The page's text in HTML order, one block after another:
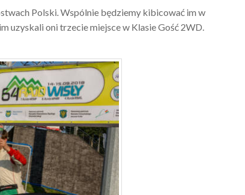
Polski. Wspólnie będziemy kibicować im w
uzyskali oni trzecie miejsce w Klasie Gość 2WD.